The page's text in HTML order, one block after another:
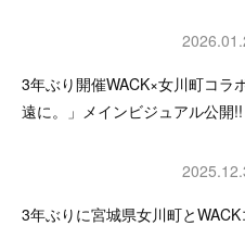
3年ぶり開催WACK×女川町コラ
遠に。」メインビジュアル公開!!
3年ぶりに宮城県女川町と